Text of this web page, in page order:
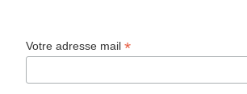
Votre adresse mail*